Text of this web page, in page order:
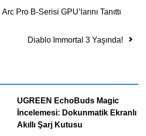
Pro B-Serisi GPU’larını Tanıttı
Diablo Immortal 3 Yaşında!
UGREEN EchoBuds Magic
İncelemesi: Dokunmatik Ekranlı
Akıllı Şarj Kutusu